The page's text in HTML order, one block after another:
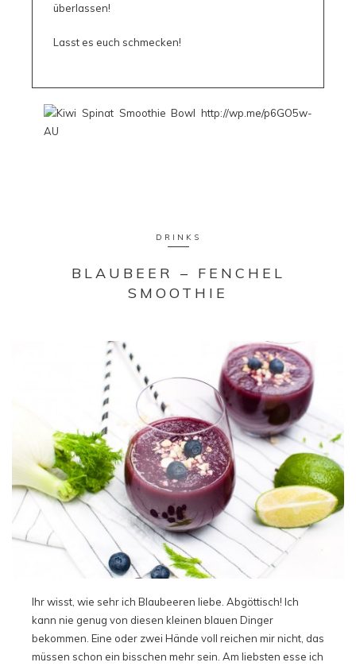
überlassen!
Lasst es euch schmecken!
DRINKS
BLAUBEER – FENCHEL
SMOOTHIE
Ihr wisst, wie sehr ich Blaubeeren liebe. Abgöttisch! Ich
kann nie genug von diesen kleinen blauen Dinger
bekommen. Eine oder zwei Hände voll reichen mir nicht, das
müssen schon ein bisschen mehr sein. Am liebsten esse ich